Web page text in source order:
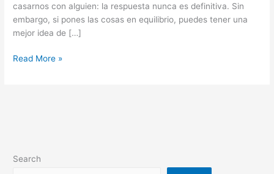
casarnos con alguien: la respuesta nunca es definitiva. Sin
embargo, si pones las cosas en equilibrio, puedes tener una
mejor idea de […]
Read More »
Search